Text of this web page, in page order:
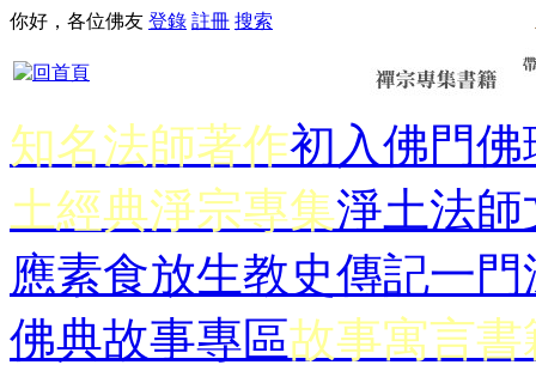
你好，各位佛友 登錄 註冊 搜索
知名法師著作初入佛門佛
土經典淨宗專集淨土法師
應素食放生教史傳記一門
佛典故事專區故事寓言書